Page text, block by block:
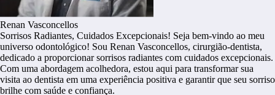
Renan Vasconcellos
Sorrisos Radiantes, Cuidados Excepcionais! Seja bem-vindo ao meu
universo odontológico! Sou Renan Vasconcellos, cirurgião-dentista,
dedicado a proporcionar sorrisos radiantes com cuidados excepcionais.
Com uma abordagem acolhedora, estou aqui para transformar sua
visita ao dentista em uma experiência positiva e garantir que seu sorriso
brilhe com saúde e confiança.